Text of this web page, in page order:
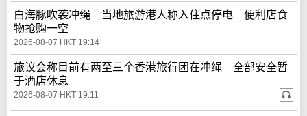
白海豚吹袭冲绳 当地旅游港人称入住点停电 便利店食
物抢购一空
2026-08-07 HKT 19:14
旅议会称目前有两至三个香港旅行团在冲绳 全部安全暂
于酒店休息
2026-08-07 HKT 19:11